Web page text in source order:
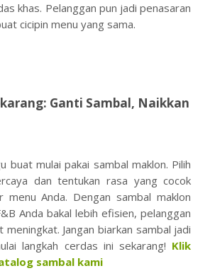
khas. Pelanggan pun jadi penasaran
cicipin menu yang sama.
Ganti Sambal, Naikkan
buat mulai pakai sambal maklon. Pilih
dan tentukan rasa yang cocok
menu Anda. Dengan sambal maklon
Anda bakal lebih efisien, pelanggan
Jangan biarkan sambal jadi
langkah cerdas ini sekarang! Klik
sambal kami